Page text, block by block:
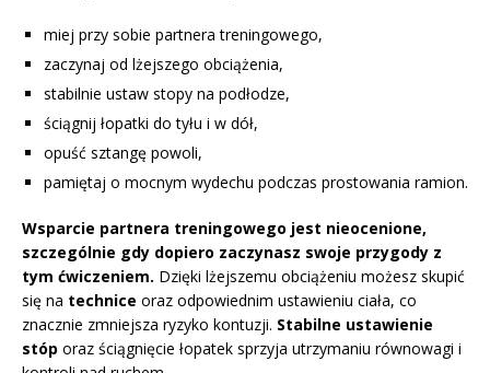
miej przy sobie partnera treningowego,
zaczynaj od lżejszego obciążenia,
stabilnie ustaw stopy na podłodze,
ściągnij łopatki do tyłu i w dół,
opuść sztangę powoli,
pamiętaj o mocnym wydechu podczas prostowania ramion.
Wsparcie partnera treningowego jest nieocenione,
szczególnie gdy dopiero zaczynasz swoje przygody z
tym ćwiczeniem. Dzięki lżejszemu obciążeniu możesz skupić
się na technice oraz odpowiednim ustawieniu ciała, co
znacznie zmniejsza ryzyko kontuzji. Stabilne ustawienie
stóp oraz ściągnięcie łopatek sprzyja utrzymaniu równowagi i